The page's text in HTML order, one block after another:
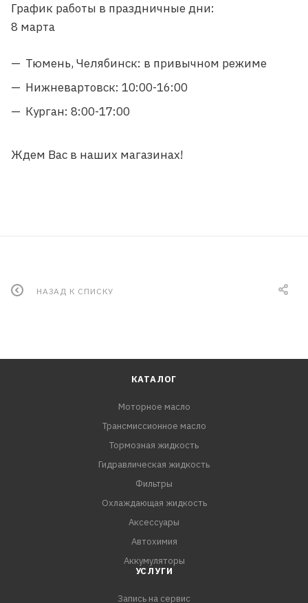
График работы в праздничные дни:
8 марта
Тюмень, Челябинск: в привычном режиме
Нижневартовск: 10:00-16:00
Курган: 8:00-17:00
Ждем Вас в наших магазинах!
НАЗАД К СПИСКУ
КАТАЛОГ
Моторное масло
Трансмиссионное масло
Тормозная жидкость
Гидравлическая жидкость
Фильтры
Охлаждающая жидкость
Аксессуары
Автохимия
Аккумуляторы
УСЛУГИ
Запись на сервис